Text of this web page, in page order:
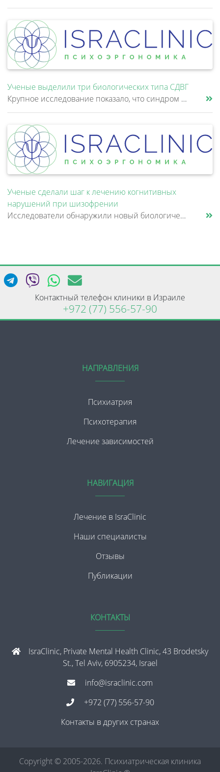
Ученые выделили три биологических типа СДВГ
Крупное исследование показало, что синдром дефицита внимания и гиперактивности (СДВГ) может включать не два, а три биоло......
Ученые сделали шаг к лечению когнитивных
нарушений при шизофрении
Исследователи обнаружили новый биологический механизм, который может быть связан с нарушением памяти и внимания при шизо......
Контактный телефон клиники в Израиле
+972 (77) 556-57-90
НАПРАВЛЕНИЯ
Психиатрия
Психотерапия
Лечение зависимостей
НАВИГАЦИЯ
Лечение в IsraClinic
Наши специалисты
Отзывы
Публикации
КОНТАКТЫ
IsraClinic, Private Mental Health Clinic, 43 Brodetsky
St., Tel Aviv, 6905234, Israel
info@israclinic.com
+972 (77) 556-57-90
Контакты в других странах
Copyright © 2005-2026. Психиатрическая клиника